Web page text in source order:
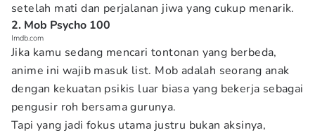
setelah mati dan perjalanan jiwa yang cukup menarik.
2. Mob Psycho 100
Imdb.com
Jika kamu sedang mencari tontonan yang berbeda,
anime ini wajib masuk list. Mob adalah seorang anak
dengan kekuatan psikis luar biasa yang bekerja sebagai
pengusir roh bersama gurunya.
Tapi yang jadi fokus utama justru bukan aksinya,